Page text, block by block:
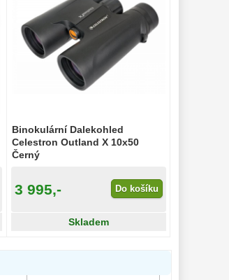
Binokulární Dalekohled
Celestron Outland X 10x50
Černý
3 995,- Do košíku
Skladem